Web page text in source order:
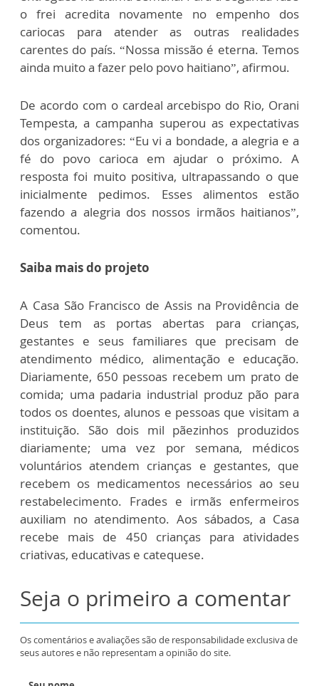
o frei acredita novamente no empenho dos
cariocas para atender as outras realidades
carentes do país. “Nossa missão é eterna. Temos
ainda muito a fazer pelo povo haitiano”, afirmou.
De acordo com o cardeal arcebispo do Rio, Orani
Tempesta, a campanha superou as expectativas
dos organizadores: “Eu vi a bondade, a alegria e a
fé do povo carioca em ajudar o próximo. A
resposta foi muito positiva, ultrapassando o que
inicialmente pedimos. Esses alimentos estão
fazendo a alegria dos nossos irmãos haitianos”,
comentou.
Saiba mais do projeto
A Casa São Francisco de Assis na Providência de
Deus tem as portas abertas para crianças,
gestantes e seus familiares que precisam de
atendimento médico, alimentação e educação.
Diariamente, 650 pessoas recebem um prato de
comida; uma padaria industrial produz pão para
todos os doentes, alunos e pessoas que visitam a
instituição. São dois mil pãezinhos produzidos
diariamente; uma vez por semana, médicos
voluntários atendem crianças e gestantes, que
recebem os medicamentos necessários ao seu
restabelecimento. Frades e irmãs enfermeiros
auxiliam no atendimento. Aos sábados, a Casa
recebe mais de 450 crianças para atividades
criativas, educativas e catequese.
Seja o primeiro a comentar
Os comentários e avaliações são de responsabilidade exclusiva de
seus autores e não representam a opinião do site.